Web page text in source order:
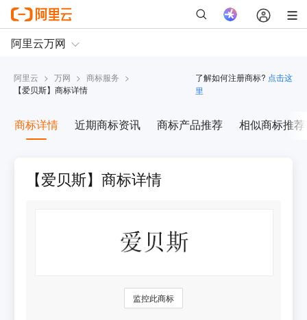
阿里云 > 万网 > 商标服务 >
【爱贝斯】商标详情
了解如何注册商标? 点击这
里
商标详情 近期商标资讯 商标产品推荐 相似商标推荐
【爱贝斯】商标详情
监控此商标